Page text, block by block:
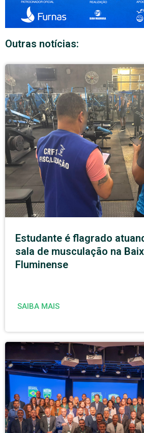
Outras notícias:
Estudante é flagrado
sala de musculação na
Fluminense
SAIBA MAIS